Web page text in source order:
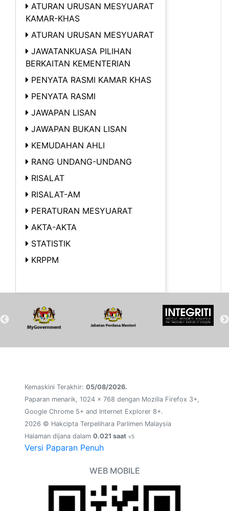
ATURAN URUSAN MESYUARAT
KAMAR-KHAS
ATURAN URUSAN MESYUARAT
JAWATANKUASA PILIHAN
BERKAITAN KEMENTERIAN
PENYATA RASMI KAMAR KHAS
PENYATA RASMI
JAWAPAN LISAN
JAWAPAN BUKAN LISAN
KEMUDAHAN AHLI
RANG UNDANG-UNDANG
RISALAT
RISALAT-AM
PERATURAN MESYUARAT
AKTA-AKTA
STATISTIK
KRPPM
Kemaskini Terakhir: 05/08/2026.
Paparan menarik, 1024 x 768 dengan Mozilla Firefox 3+,
Google Chrome 5+ and Internet Explorer 8+.
2026 © Hakcipta Terpelihara Parlimen Malaysia
Halaman dijana dalam 0.021 saat v5
Versi Paparan Penuh
WEB MOBILE